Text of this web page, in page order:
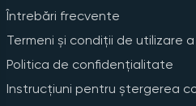
Întrebări frecvente
Termeni și condiții de utilizare
Politica de confidențialitate
Instrucțiuni pentru ștergerea